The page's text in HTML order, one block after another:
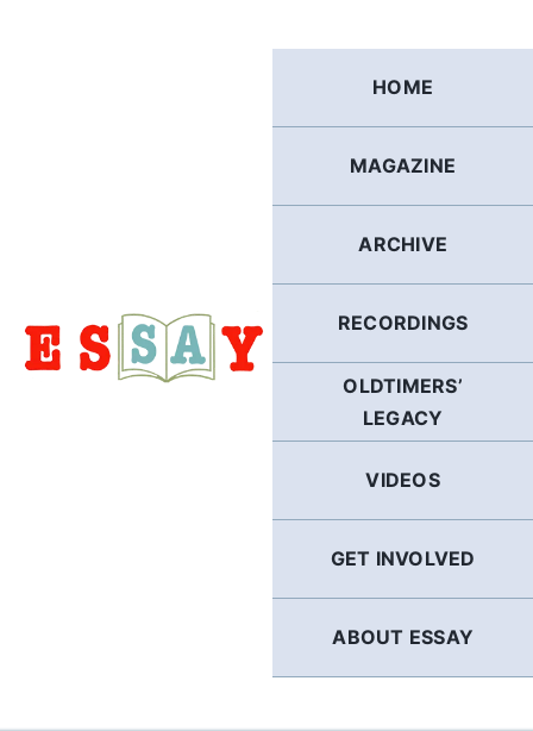
HOME
MAGAZINE
ARCHIVE
RECORDINGS
OLDTIMERS’
LEGACY
VIDEOS
GET INVOLVED
ABOUT ESSAY